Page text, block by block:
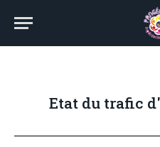
Etat du trafic